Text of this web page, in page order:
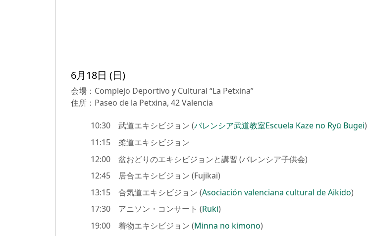
6月18日 (日)
会場：Complejo Deportivo y Cultural “La Petxina”
住所：Paseo de la Petxina, 42 Valencia
10:30 武道エキシビジョン (バレンシア武道教室Escuela Kaze no Ryū Bugei)
11:15 柔道エキシビジョン
12:00 盆おどりのエキシビジョンと講習 (バレンシア子供会)
12:45 居合エキシビジョン (Fujikai)
13:15 合気道エキシビジョン (Asociación valenciana cultural de Aikido)
17:30 アニソン・コンサート (Ruki)
19:00 着物エキシビジョン (Minna no kimono)